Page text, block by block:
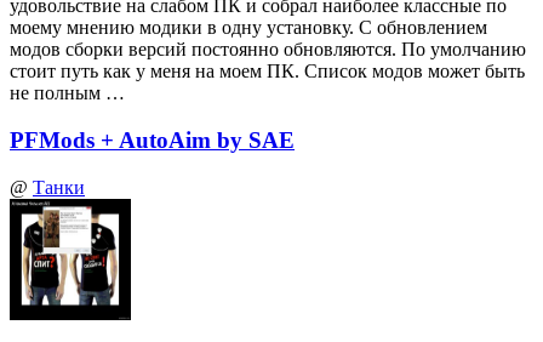
удовольствие на слабом ПК и собрал наиболее классные по
моему мнению модики в одну установку. С обновлением
модов сборки версий постоянно обновляются. По умолчанию
стоит путь как у меня на моем ПК. Список модов может быть
не полным …
PFMods + AutoAim by SAE
@ Танки